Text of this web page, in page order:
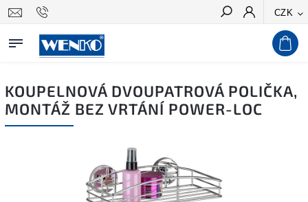
CZK
Hledat
KOUPELNOVÁ DVOUPATROVÁ POLIČKA,
MONTÁŽ BEZ VRTÁNÍ POWER-LOC